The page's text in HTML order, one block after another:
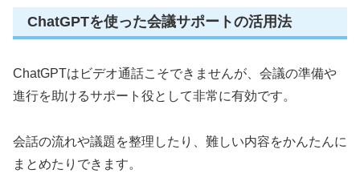
ChatGPTを使った会議サポートの活用法
ChatGPTはビデオ通話こそできませんが、会議の準備や
進行を助けるサポート役として非常に有効です。
会話の流れや議題を整理したり、難しい内容をかんたんに
まとめたりできます。